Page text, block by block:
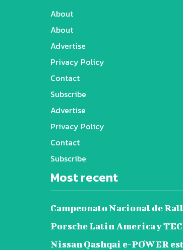
About
About
Advertise
Privacy Policy
Contact
Subscribe
Advertise
Privacy Policy
Contact
Subscribe
Most recent
Campeonato Nacional de
Porsche Latin America y
Nissan Qashqai e-POWER